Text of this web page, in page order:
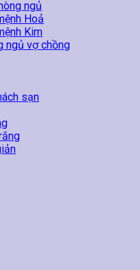
ngủ
Hoả
Kim
ngủ vợ chồng
sạn